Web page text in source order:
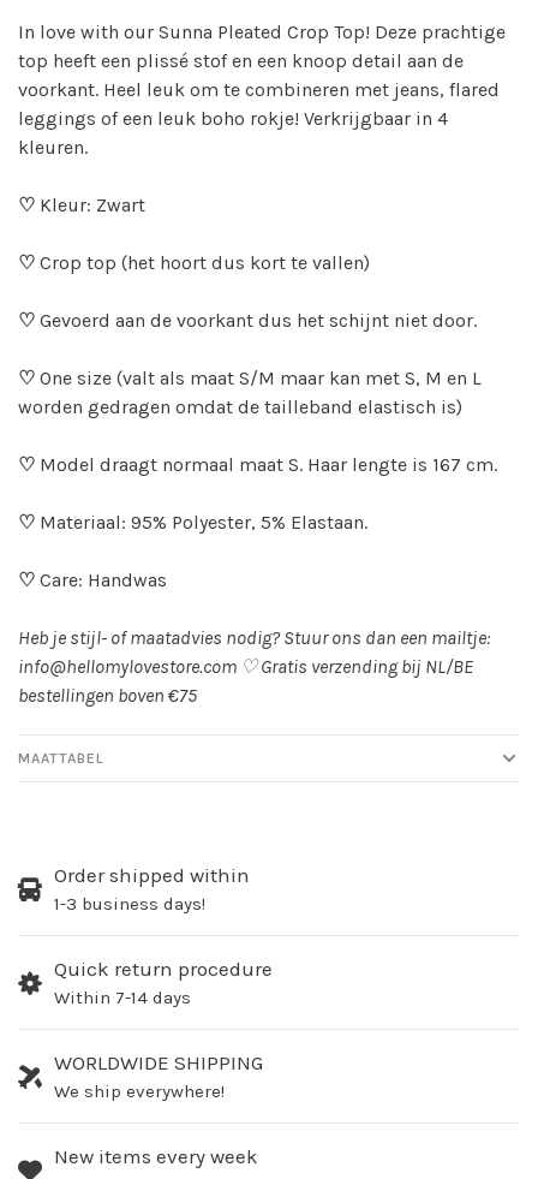
In love with our Sunna Pleated Crop Top! Deze prachtige
top heeft een plissé stof en een knoop detail aan de
voorkant. Heel leuk om te combineren met jeans, flared
leggings of een leuk boho rokje! Verkrijgbaar in 4
kleuren.
♡ Kleur: Zwart
♡ Crop top (het hoort dus kort te vallen)
♡ Gevoerd aan de voorkant dus het schijnt niet door.
♡ One size (valt als maat S/M maar kan met S, M en L
worden gedragen omdat de tailleband elastisch is)
♡ Model draagt normaal maat S. Haar lengte is 167 cm.
♡ Materiaal: 95% Polyester, 5% Elastaan.
♡ Care: Handwas
Heb je stijl- of maatadvies nodig? Stuur ons dan een mailtje:
info@hellomylovestore.com ♡Gratis verzending bij NL/BE
bestellingen boven €75
MAATTABEL
Order shipped within
1-3 business days!
Quick return procedure
Within 7-14 days
WORLDWIDE SHIPPING
We ship everywhere!
New items every week